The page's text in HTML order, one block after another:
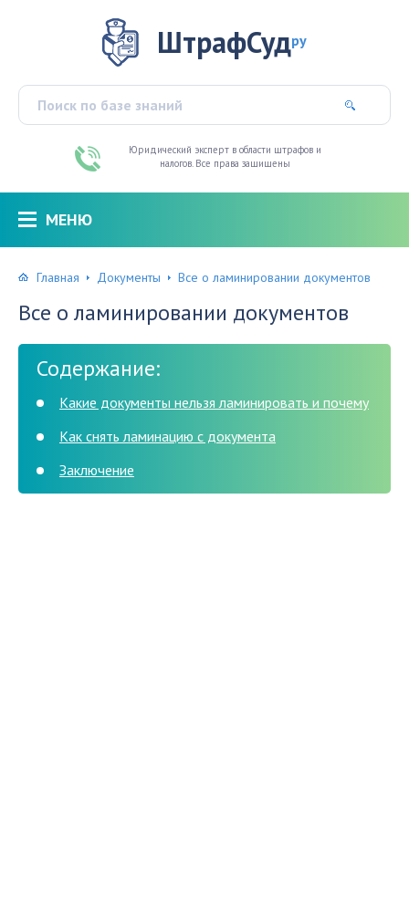
ШтрафСудру
Юридический эксперт в области штрафов и
налогов. Все права защищены
МЕНЮ
Главная Документы Все о ламинировании документов
Все о ламинировании документов
Содержание:
Какие документы нельзя ламинировать и почему
Как снять ламинацию с документа
Заключение